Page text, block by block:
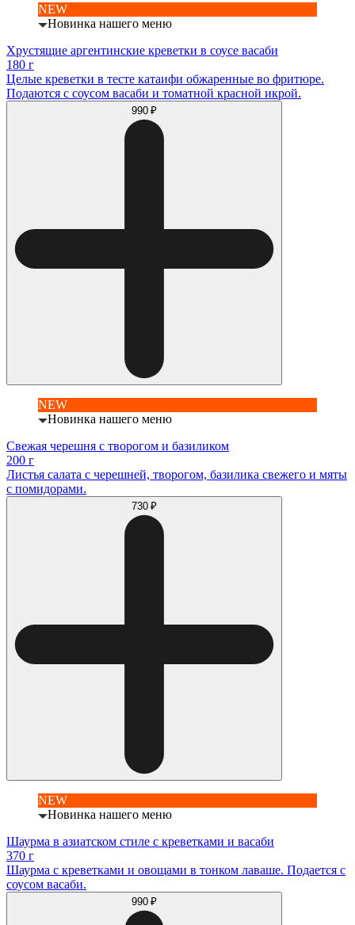
NEW
Новинка нашего меню
Хрустящие аргентинские креветки в соусе васаби
180 г
Целые креветки в тесте катаифи обжаренные во фритюре.
Подаются с соусом васаби и томатной красной икрой.
990 ₽
NEW
Новинка нашего меню
Свежая черешня с творогом и базиликом
200 г
Листья салата с черешней, творогом, базилика свежего и мяты
с помидорами.
730 ₽
NEW
Новинка нашего меню
Шаурма в азиатском стиле с креветками и васаби
370 г
Шаурма с креветками и овощами в тонком лаваше. Подается с
соусом васаби.
990 ₽